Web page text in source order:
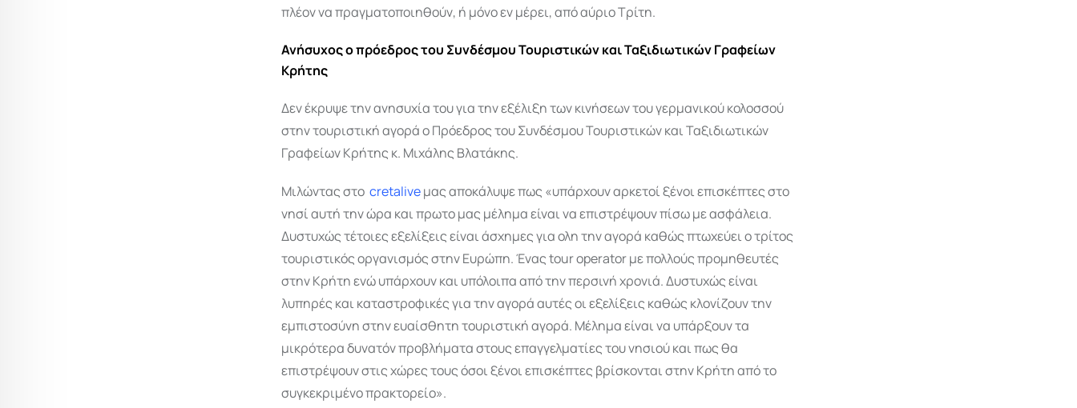
πλέον να πραγματοποιηθούν, ή μόνο εν μέρει, από αύριο Τρίτη.
Ανήσυχος ο πρόεδρος του Συνδέσμου Τουριστικών και Ταξιδιωτικών Γραφείων
Κρήτης
Δεν έκρυψε την ανησυχία του για την εξέλιξη των κινήσεων του γερμανικού κολοσσού
στην τουριστική αγορά ο Πρόεδρος του Συνδέσμου Τουριστικών και Ταξιδιωτικών
Γραφείων Κρήτης κ. Μιχάλης Βλατάκης.
Μιλώντας στο cretaliveμας αποκάλυψε πως «υπάρχουν αρκετοί ξένοι επισκέπτες στο
νησί αυτή την ώρα και πρωτο μας μέλημα είναι να επιστρέψουν πίσω με ασφάλεια.
Δυστυχώς τέτοιες εξελίξεις είναι άσχημες για ολη την αγορά καθώς πτωχεύει ο τρίτος
τουριστικός οργανισμός στην Ευρώπη. Ένας tour operator με πολλούς προμηθευτές
στην Κρήτη ενώ υπάρχουν και υπόλοιπα από την περσινή χρονιά. Δυστυχώς είναι
λυπηρές και καταστροφικές για την αγορά αυτές οι εξελίξεις καθώς κλονίζουν την
εμπιστοσύνη στην ευαίσθητη τουριστική αγορά. Μέλημα είναι να υπάρξουν τα
μικρότερα δυνατόν προβλήματα στους επαγγελματίες του νησιού και πως θα
επιστρέψουν στις χώρες τους όσοι ξένοι επισκέπτες βρίσκονται στην Κρήτη από το
συγκεκριμένο πρακτορείο».